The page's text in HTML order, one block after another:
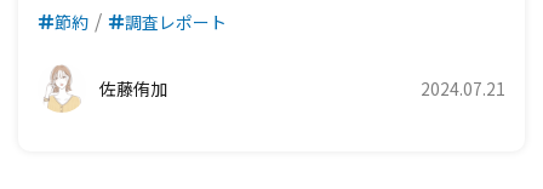
節約 調査レポート
佐藤侑加 2024.07.21